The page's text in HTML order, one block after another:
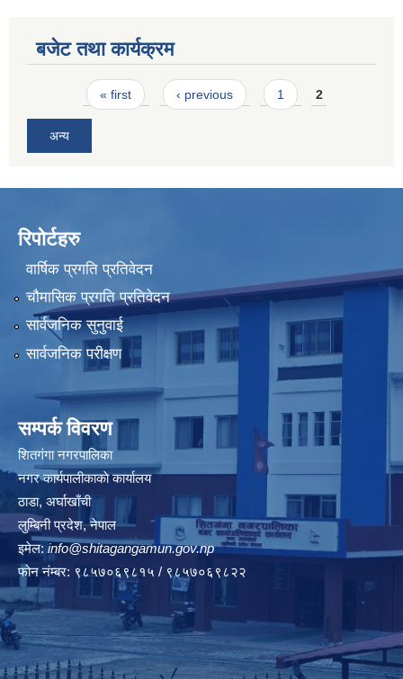
बजेट तथा कार्यक्रम
Pages« first ‹ previous 1 2
अन्य
रिपोर्टहरु
वार्षिक प्रगति प्रतिवेदन
चौमासिक प्रगति प्रतिवेदन
सार्वजनिक सुनुवाई
सार्वजनिक परीक्षण
सम्पर्क विवरण
शितगंगा नगरपालिका
नगर कार्यपालीकाकाे कार्यालय
ठाडा, अर्घाखाँची
लुम्बिनी प्रदेश, नेपाल
इमेल: info@shitagangamun.gov.np
फोन नंम्बर: ९८५७०६९८१५ / ९८५७०६९८२२